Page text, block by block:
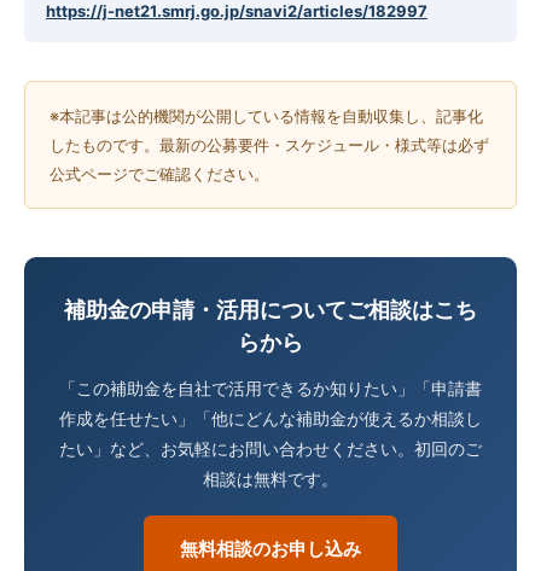
https://j-net21.smrj.go.jp/snavi2/articles/182997
※本記事は公的機関が公開している情報を自動収集し、記事化
したものです。最新の公募要件・スケジュール・様式等は必ず
公式ページでご確認ください。
補助金の申請・活用についてご相談はこち
らから
「この補助金を自社で活用できるか知りたい」「申請書
作成を任せたい」「他にどんな補助金が使えるか相談し
たい」など、お気軽にお問い合わせください。初回のご
相談は無料です。
無料相談のお申し込み